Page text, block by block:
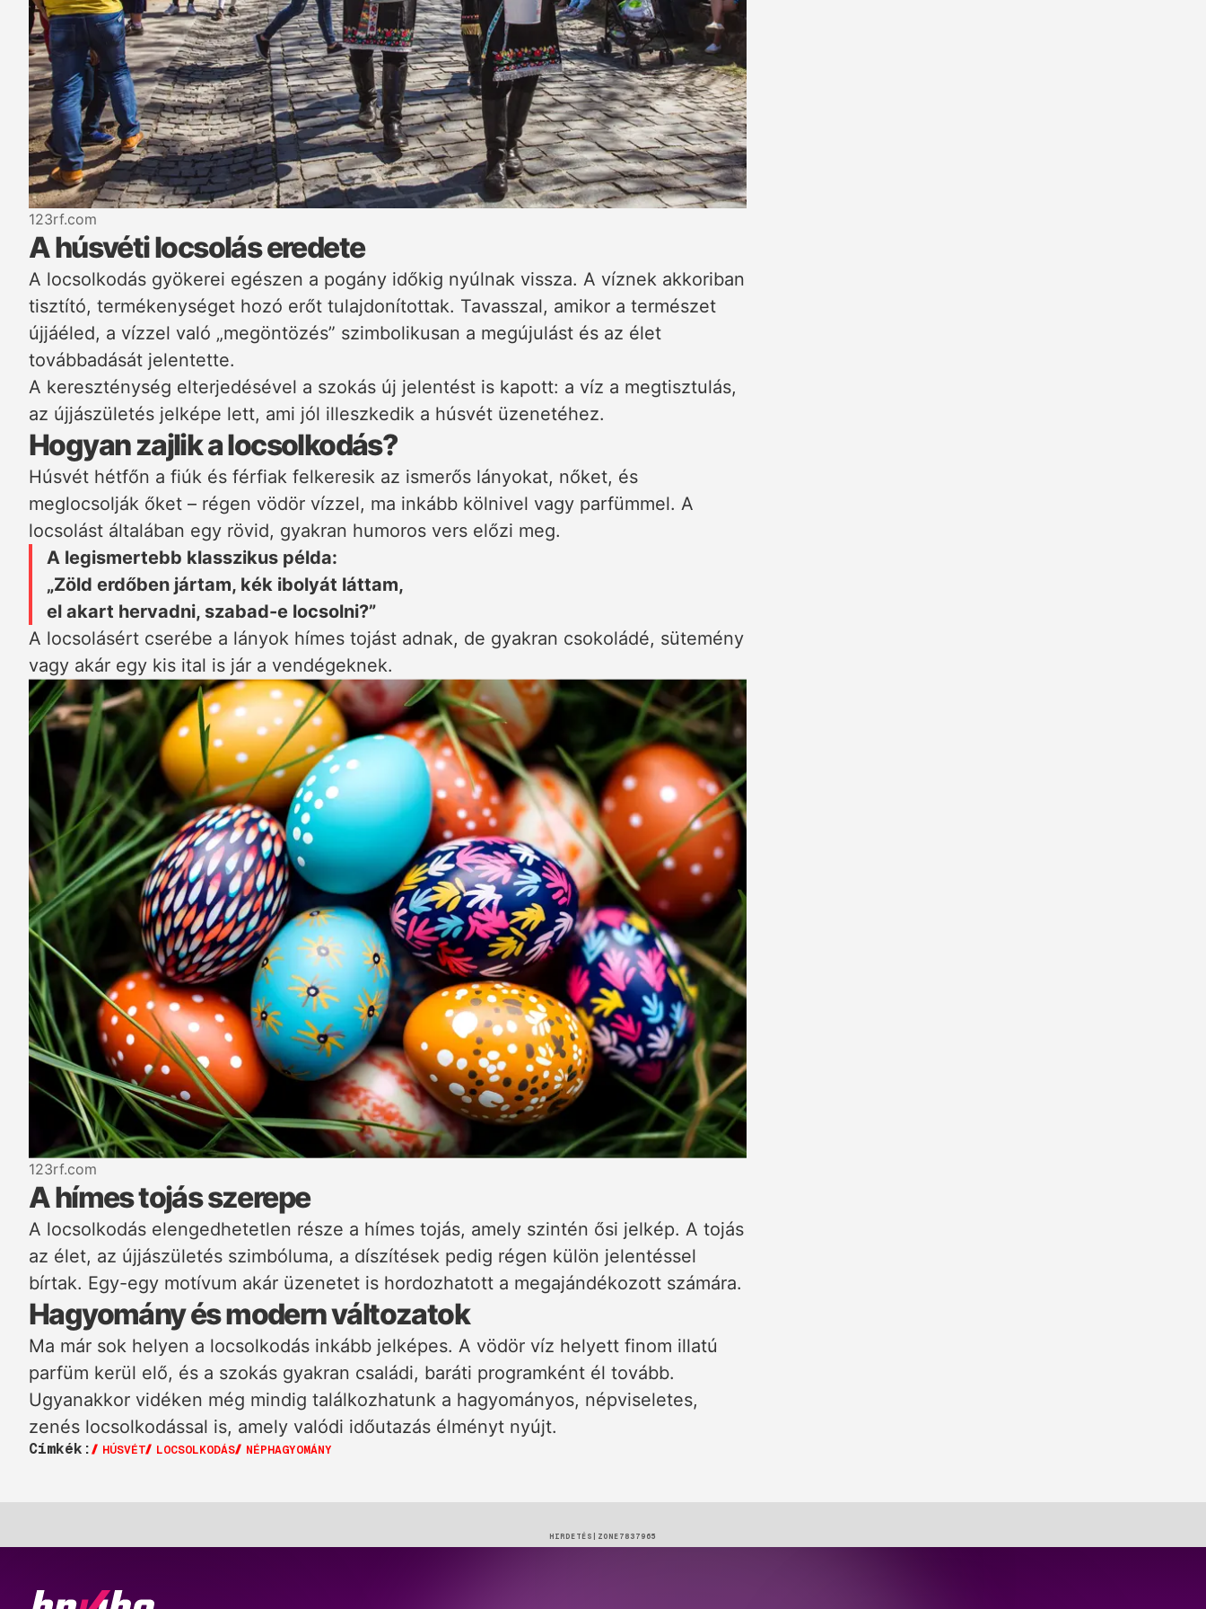
123rf.com
A húsvéti locsolás eredete
A locsolkodás gyökerei egészen a pogány időkig nyúlnak vissza. A víznek akkoriban
tisztító, termékenységet hozó erőt tulajdonítottak. Tavasszal, amikor a természet
újjáéled, a vízzel való „megöntözés” szimbolikusan a megújulást és az élet
továbbadását jelentette.
A kereszténység elterjedésével a szokás új jelentést is kapott: a víz a megtisztulás,
az újjászületés jelképe lett, ami jól illeszkedik a húsvét üzenetéhez.
Hogyan zajlik a locsolkodás?
Húsvét hétfőn a fiúk és férfiak felkeresik az ismerős lányokat, nőket, és
meglocsolják őket – régen vödör vízzel, ma inkább kölnivel vagy parfümmel. A
locsolást általában egy rövid, gyakran humoros vers előzi meg.
A legismertebb klasszikus példa:
„Zöld erdőben jártam, kék ibolyát láttam,
el akart hervadni, szabad-e locsolni?”
A locsolásért cserébe a lányok hímes tojást adnak, de gyakran csokoládé, sütemény
vagy akár egy kis ital is jár a vendégeknek.
123rf.com
A hímes tojás szerepe
A locsolkodás elengedhetetlen része a hímes tojás, amely szintén ősi jelkép. A tojás
az élet, az újjászületés szimbóluma, a díszítések pedig régen külön jelentéssel
bírtak. Egy-egy motívum akár üzenetet is hordozhatott a megajándékozott számára.
Hagyomány és modern változatok
Ma már sok helyen a locsolkodás inkább jelképes. A vödör víz helyett finom illatú
parfüm kerül elő, és a szokás gyakran családi, baráti programként él tovább.
Ugyanakkor vidéken még mindig találkozhatunk a hagyományos, népviseletes,
zenés locsolkodással is, amely valódi időutazás élményt nyújt.
Címkék: HÚSVÉT LOCSOLKODÁS NÉPHAGYOMÁNY
HIRDETÉS